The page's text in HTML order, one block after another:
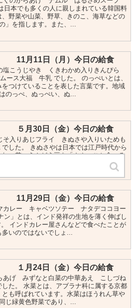
日本でも多くの人に親しまれている韓国料
野菜や山菜、野草、きのこ、海草などの
の」を指します。また、...
11月11日（月）今日の給食
こうじやき くきわかめ入りきんぴら
ース大福 牛乳 でした。 のっぺいとは、
つけていることを表した言葉です。地域
のっぺ、ぬっぺい、ぬ...
５月30日（金）今日の給食
入りあじフライ きぬさや入りいためも
た。 きぬさやは日本では江戸時代から
、若いえんどう豆を「さや」ごと食べる
えんどう豆は収穫する...
11月29日（金）今日の給食
カレー キャベツソテー ナタデココヨー
」とは、インド発祥の生地を薄く伸ばし
インドカレー屋さんなどで食べたことが
多いのではないでしょ...
１月24日（金）今日の給食
あげ みずなと白菜の中華あえ こしづね
た。 水菜とは、アブラナ科に属する京都
も呼ばれています。水菜はほうれん草や
じ緑黄色野菜であり、...